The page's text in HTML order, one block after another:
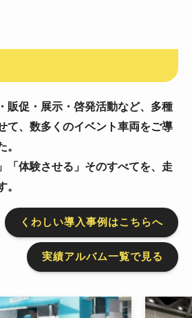
販促・展示・啓発活動など、 多種
て、数多くのイベント車両をご導
。
「体験させる」そのすべてを、走
くわしい導入事例はこちらへ
実績アルバム一覧で見る